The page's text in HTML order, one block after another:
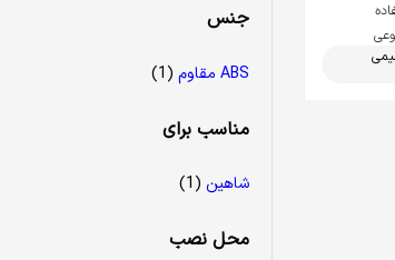
جنس
ABS مقاوم (1)
مناسب برای
شاهین (1)
محل نصب